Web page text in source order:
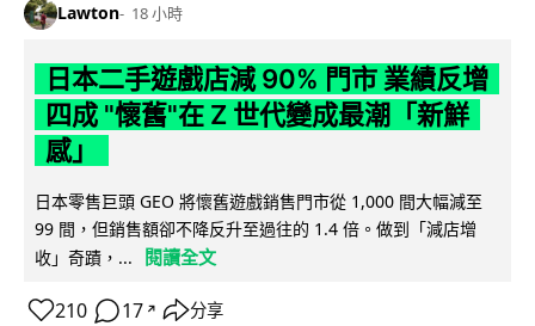
Lawton 18 小時
日本二手遊戲店減 90% 門市 業績反增
四成 "懷舊"在 Z 世代變成最潮「新鮮
感」
日本零售巨頭 GEO 將懷舊遊戲銷售門市從 1,000 間大幅減至
99 間，但銷售額卻不降反升至過往的 1.4 倍。做到「減店增
收」奇蹟，...
閱讀全文
210 17 ↗ 分享